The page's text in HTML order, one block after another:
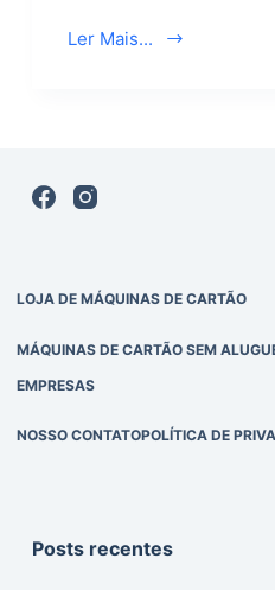
Ler Mais...
LOJA DE MÁQUINAS DE CARTÃO
MÁQUINAS DE CARTÃO SEM
EMPRESAS
NOSSO CONTATOPOLÍTICA DE
Posts recentes